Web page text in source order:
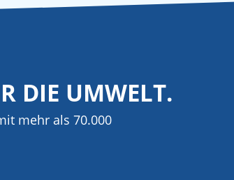
DIE UMWELT.
mehr als 70.000